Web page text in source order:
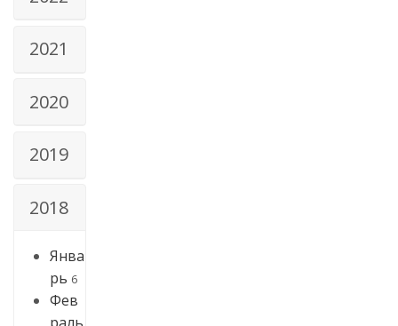
2021
2020
2019
2018
Янва
рь 6
Фев